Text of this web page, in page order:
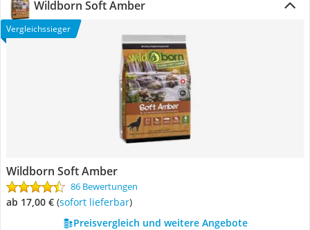
Wildborn Soft Amber
Vergleichssieger
Wildborn Soft Amber
86 Bewertungen
ab 17,00 € ( Sofort lieferbar)
Preisvergleich und weitere Angebote